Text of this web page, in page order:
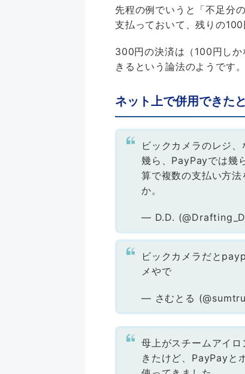
先程の例でいうと「不足分
支払っておいて、残りの
300円の決済は（100円し
きるという論法のようです。
ネット上で併用できた
ビックカメラのレジ
幾ら、PayPayでは幾
算で複数の支払い方
か。
— D.D.
ビックカメラだと
メやで
— さむとる
母上がスチームアイ
きたけど、PayPayと